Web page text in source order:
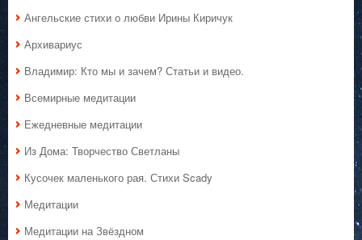
Ангельские стихи о любви Ирины Киричук
Архивариус
Владимир: Кто мы и зачем? Статьи и видео.
Всемирные медитации
Ежедневные медитации
Из Дома: Творчество Светланы
Кусочек маленького рая. Стихи Scady
Медитации
Медитации на Звёздном